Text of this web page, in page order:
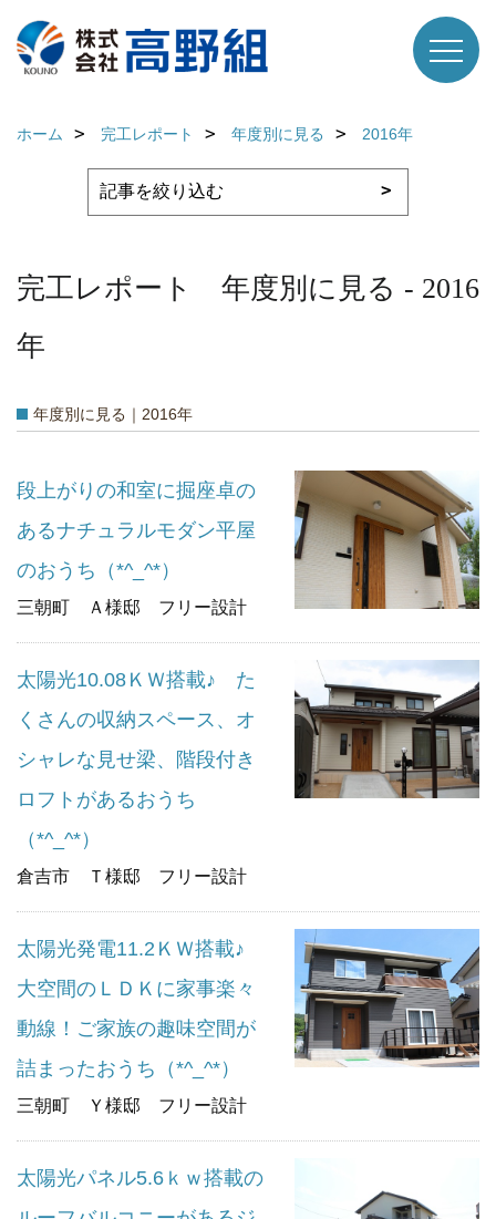
ホーム 完工レポート 年度別に見る 2016年
完工レポート 年度別に見る - 2016
年
年度別に見る｜2016年
段上がりの和室に掘座卓の
あるナチュラルモダン平屋
のおうち（*^_^*）
三朝町 Ａ様邸 フリー設計
太陽光10.08ＫＷ搭載♪ た
くさんの収納スペース、オ
シャレな見せ梁、階段付き
ロフトがあるおうち
（*^_^*）
倉吉市 Ｔ様邸 フリー設計
太陽光発電11.2ＫＷ搭載♪
大空間のＬＤＫに家事楽々
動線！ご家族の趣味空間が
詰まったおうち（*^_^*）
三朝町 Ｙ様邸 フリー設計
太陽光パネル5.6ｋｗ搭載の